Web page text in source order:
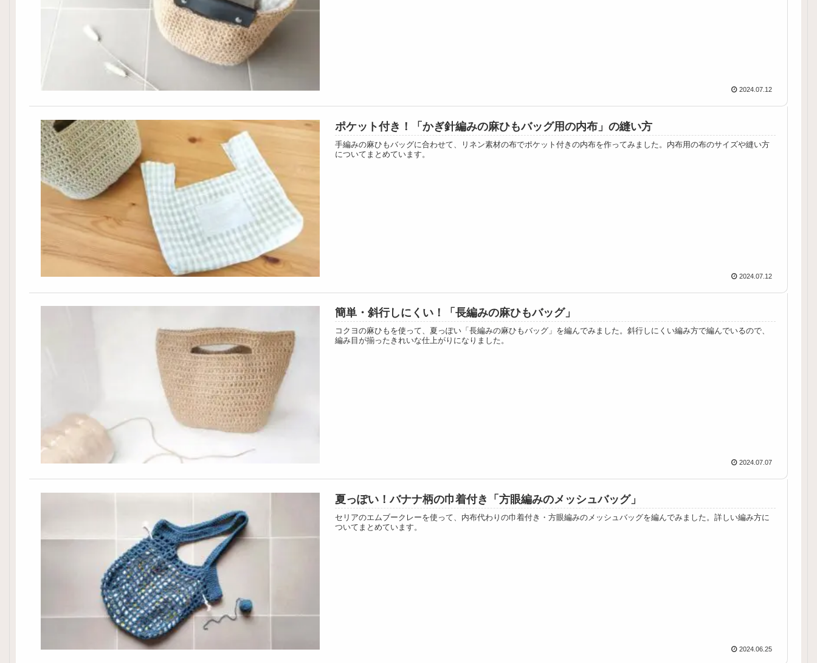
2024.07.12
ポケット付き！「かぎ針編みの麻ひもバッグ用の内布」の縫い方
手編みの麻ひもバッグに合わせて、リネン素材の布でポケット付きの内布を作ってみました。内布用の布のサイズや縫い方
についてまとめています。
2024.07.12
簡単・斜行しにくい！「長編みの麻ひもバッグ」
コクヨの麻ひもを使って、夏っぽい「長編みの麻ひもバッグ」を編んでみました。斜行しにくい編み方で編んでいるので、
編み目が揃ったきれいな仕上がりになりました。
2024.07.07
夏っぽい！バナナ柄の巾着付き「方眼編みのメッシュバッグ」
セリアのエムブークレーを使って、内布代わりの巾着付き・方眼編みのメッシュバッグを編んでみました。詳しい編み方に
ついてまとめています。
2024.06.25